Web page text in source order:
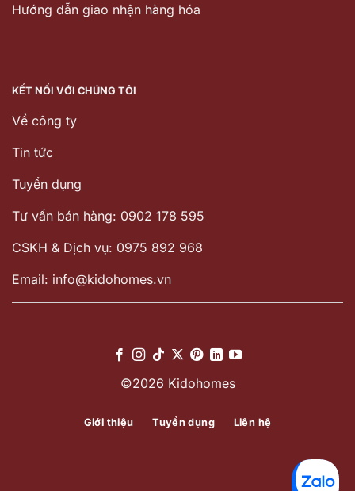
Hướng dẫn giao nhận hàng hóa
KẾT NỐI VỚI CHÚNG TÔI
Về công ty
Tin tức
Tuyển dụng
Tư vấn bán hàng: 0902 178 595
CSKH & Dịch vụ: 0975 892 968
Email: info@kidohomes.vn
©2026 Kidohomes
Giới thiệu Tuyển dụng Liên hệ